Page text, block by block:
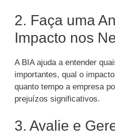
2. Faça uma
Impacto nos
A BIA ajuda a entender
importantes, qual o
quanto tempo a empresa
prejuízos significativos.
3. Avalie e